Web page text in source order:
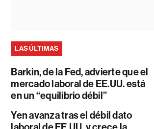
LAS ÚLTIMAS
Barkin, de la Fed, advierte que el
mercado laboral de EE.UU. está
en un “equilibrio débil”
Yen avanza tras el débil dato